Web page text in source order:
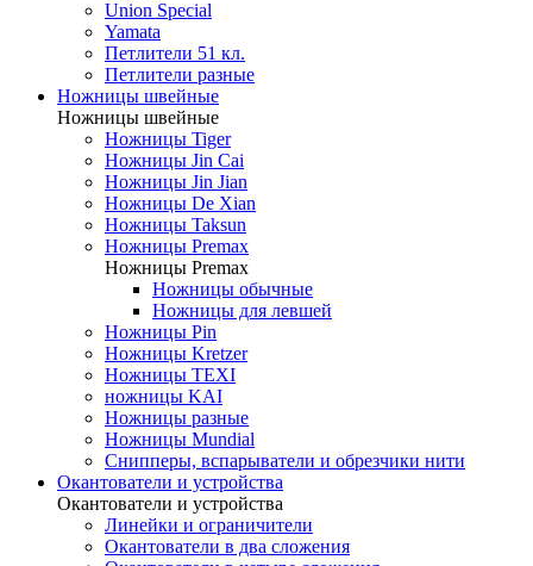
Union Special
Yamata
Петлители 51 кл.
Петлители разные
Ножницы швейные
Ножницы швейные
Ножницы Tiger
Ножницы Jin Cai
Ножницы Jin Jian
Ножницы De Xian
Ножницы Taksun
Ножницы Premax
Ножницы Premax
Ножницы обычные
Ножницы для левшей
Ножницы Pin
Ножницы Kretzer
Ножницы TEXI
ножницы KAI
Ножницы разные
Ножницы Mundial
Снипперы, вспарыватели и обрезчики нити
Окантователи и устройства
Окантователи и устройства
Линейки и ограничители
Окантователи в два сложения